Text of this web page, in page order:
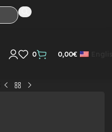
0 0,00€